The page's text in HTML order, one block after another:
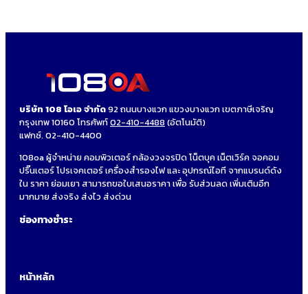
บริษัท 108 โอเอ จำกัด92 ถนนบางแวก แขวงบางแวก เขตภาษีเจริญ
กรุงเทพ 10160 โทรศัพท์02-410-4488 (อัตโนมัติ)
แฟกซ์. 02-410-4400
108oa ผู้จำหน่าย คอมพิวเตอร์ กล้องวงจรปิด โน็ตบุค เน็ตเวิร์ค จอคอม
ปริ๊นเตอร์ โปรเจคเตอร์ เครื่องสำรองไฟ และ อุปกรณ์ไอที จากแบรนด์ดัง
ใน ราคา ย่อมเยา สามารถขอใบเสนอราคา เพื่อ รับส่วนลด เพิ่มเติมอีก
มากมาย ส่งจริง ส่งไว ส่งด่วน
ช่องทางชำระ
หน้าหลัก